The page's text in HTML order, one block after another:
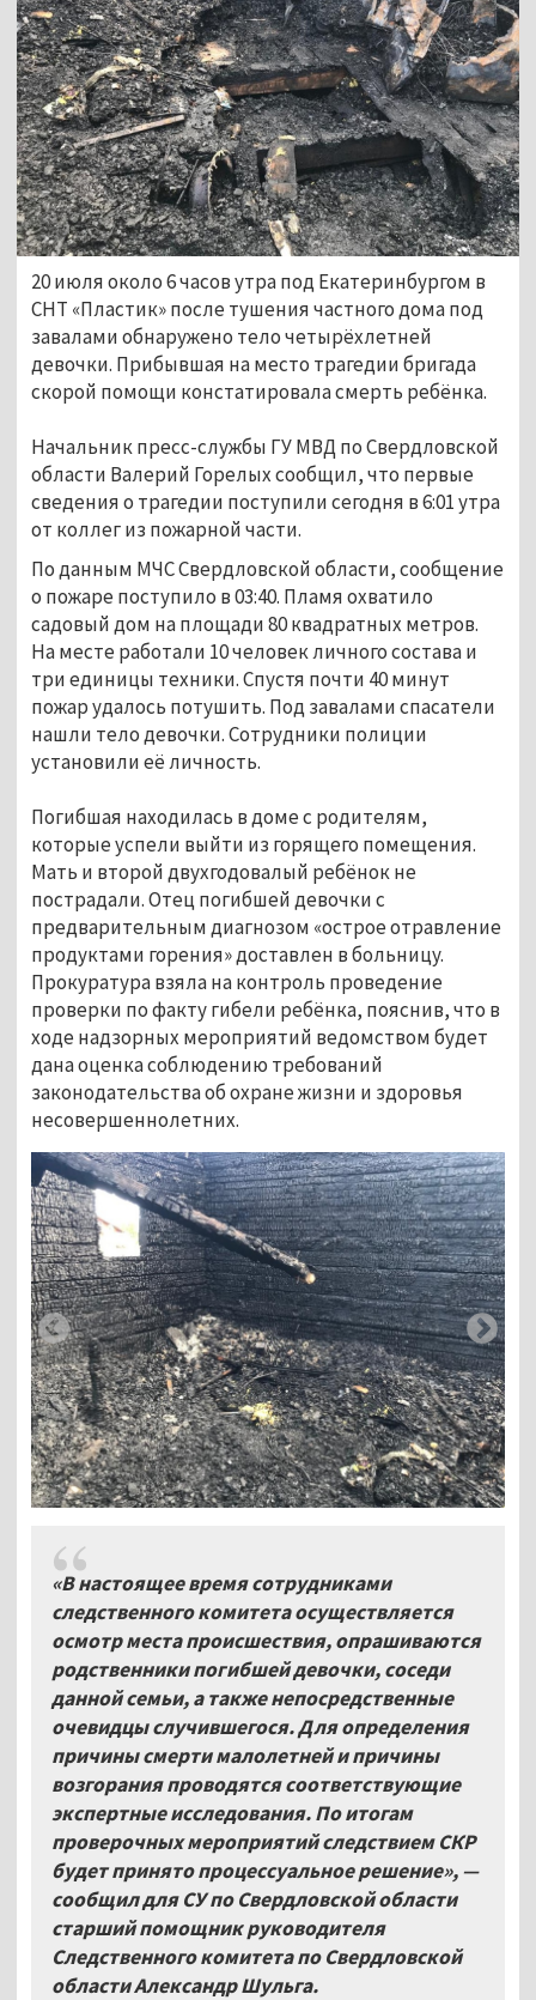
20 июля около 6 часов утра под Екатеринбургом в
СНТ «Пластик» после тушения частного дома под
завалами обнаружено тело четырёхлетней
девочки. Прибывшая на место трагедии бригада
скорой помощи констатировала смерть ребёнка.
Начальник пресс-службы ГУ МВД по Свердловской
области Валерий Горелых сообщил, что первые
сведения о трагедии поступили сегодня в 6:01 утра
от коллег из пожарной части.
По данным МЧС Свердловской области, сообщение
о пожаре поступило в 03:40. Пламя охватило
садовый дом на площади 80 квадратных метров.
На месте работали 10 человек личного состава и
три единицы техники. Спустя почти 40 минут
пожар удалось потушить. Под завалами спасатели
нашли тело девочки. Сотрудники полиции
установили её личность.
Погибшая находилась в доме с родителям,
которые успели выйти из горящего помещения.
Мать и второй двухгодовалый ребёнок не
пострадали. Отец погибшей девочки с
предварительным диагнозом «острое отравление
продуктами горения» доставлен в больницу.
Прокуратура взяла на контроль проведение
проверки по факту гибели ребёнка, пояснив, что в
ходе надзорных мероприятий ведомством будет
дана оценка соблюдению требований
законодательства об охране жизни и здоровья
несовершеннолетних.
«В настоящее время сотрудниками
следственного комитета осуществляется
осмотр места происшествия, опрашиваются
родственники погибшей девочки, соседи
данной семьи, а также непосредственные
очевидцы случившегося. Для определения
причины смерти малолетней и причины
возгорания проводятся соответствующие
экспертные исследования. По итогам
проверочных мероприятий следствием СКР
будет принято процессуальное решение», —
сообщил дляСУ по Свердловской области
старший помощник руководителя
Следственного комитета по Свердловской
области Александр Шульга.